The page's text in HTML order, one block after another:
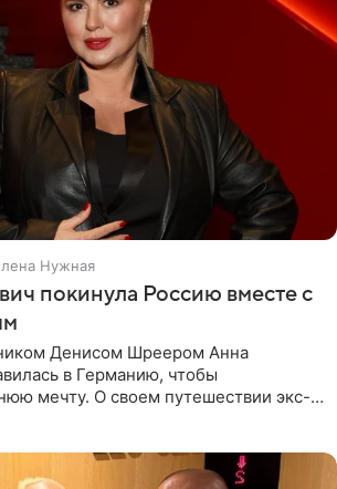
Нужная
покинула Россию вместе с
Денисом Шреером Анна
в Германию, чтобы
мечту. О своем путешествии экс-